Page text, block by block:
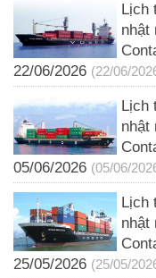
Lịch
nhật
22/06/2026 (22/06/
Lịch
nhật
05/06/2026 (05/06/
Lịch
nhật
25/05/2026 (25/05/